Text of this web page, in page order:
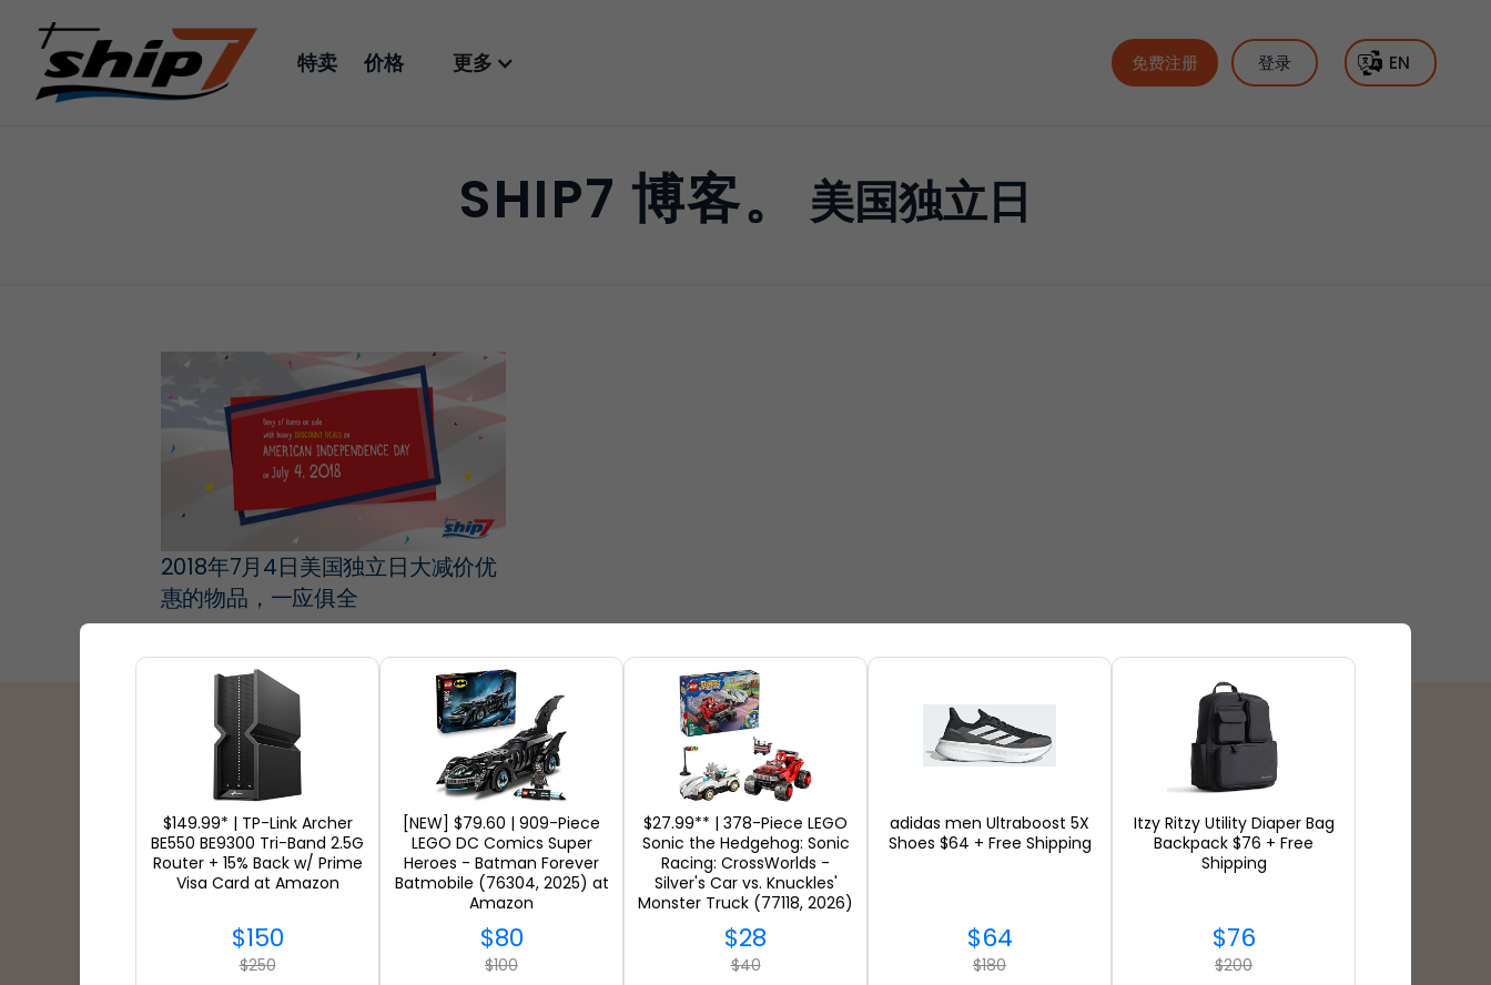
特卖 价格 更多 免费注册 登录 EN
SHIP7 博客。 美国独立日
2018年7月4日美国独立日大减价优
惠的物品，一应俱全
运输合作伙伴 商场 付款方式
$149.99* | TP-Link Archer
BE550 BE9300 Tri-Band 2.5G
Router + 15% Back w/ Prime
Visa Card at Amazon
$150
$250
[NEW] $79.60 | 909-Piece
LEGO DC Comics Super
Heroes - Batman Forever
Batmobile (76304, 2025) at
Amazon
$80
$100
$27.99** | 378-Piece LEGO
Sonic the Hedgehog: Sonic
Racing: CrossWorlds -
Silver's Car vs. Knuckles'
Monster Truck (77118, 2026)
at Amazon
$28
$40
adidas men Ultraboost 5X
Shoes $64 + Free Shipping
$64
$180
Itzy Ritzy Utility Diaper Bag
Backpack $76 + Free
Shipping
$76
$200